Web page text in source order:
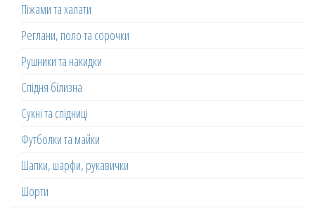
Піжами та халати
Реглани, поло та сорочки
Рушники та накидки
Спідня білизна
Сукні та спідниці
Футболки та майки
Шапки, шарфи, рукавички
Шорти